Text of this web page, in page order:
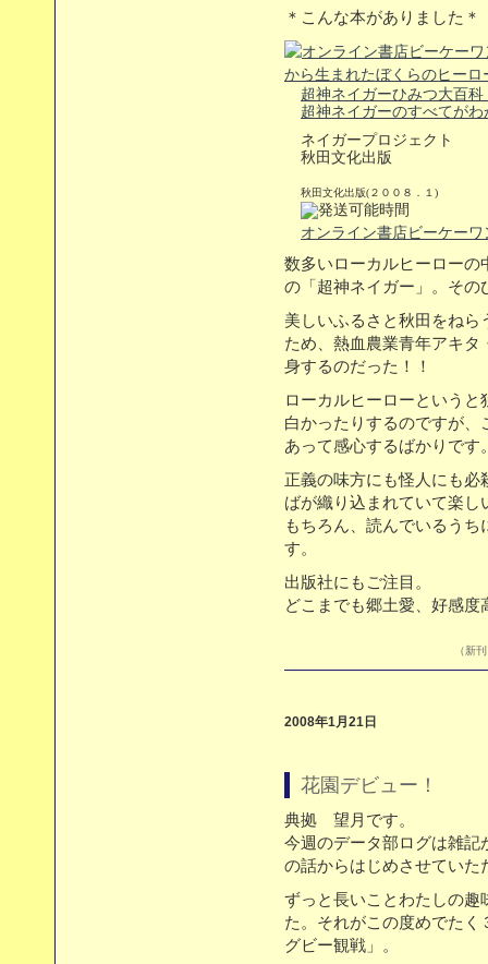
＊こんな本がありました＊
超神ネイガーひみつ大百
超神ネイガーのすべてがわ
ネイガープロジェクト
秋田文化出版
秋田文化出版(２００８．１)
オンライン書店ビーケー
数多いローカルヒーローの
の「超神ネイガー」。その
美しいふるさと秋田をね
ため、熱血農業青年アキ
身するのだった！！
ローカルヒーローという
白かったりするのですが
あって感心するばかりです
正義の味方にも怪人にも
ばが織り込まれていて楽し
もちろん、読んでいるう
す。
出版社にもご注目。
どこまでも郷土愛、好感度
（新
2008年1月21日
花園デビュー！
典拠 望月です。
今週のデータ部ログは雑記
の話からはじめさせていた
ずっと長いことわたしの趣
た。それがこの度めでた
グビー観戦」。